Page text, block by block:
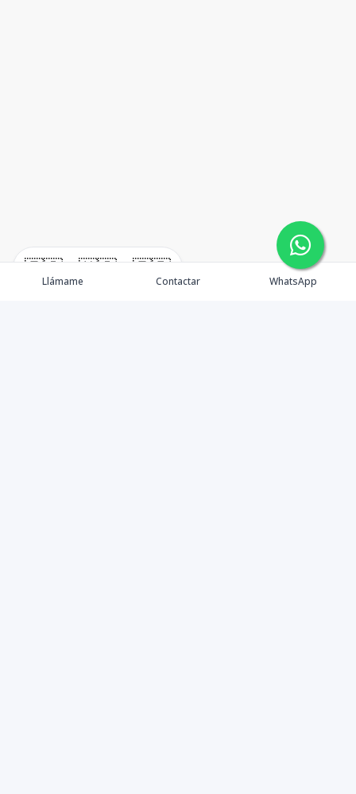
🇪🇸 🇺🇸 🇫🇷
Llámame Contactar WhatsApp